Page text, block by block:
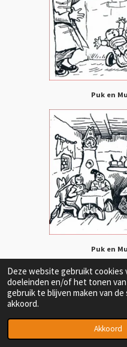
Deze website gebruikt cookies
doeleinden en/of het tonen
gebruik te blijven maken van
akkoord.
Akkoord
Puk en
Puk en